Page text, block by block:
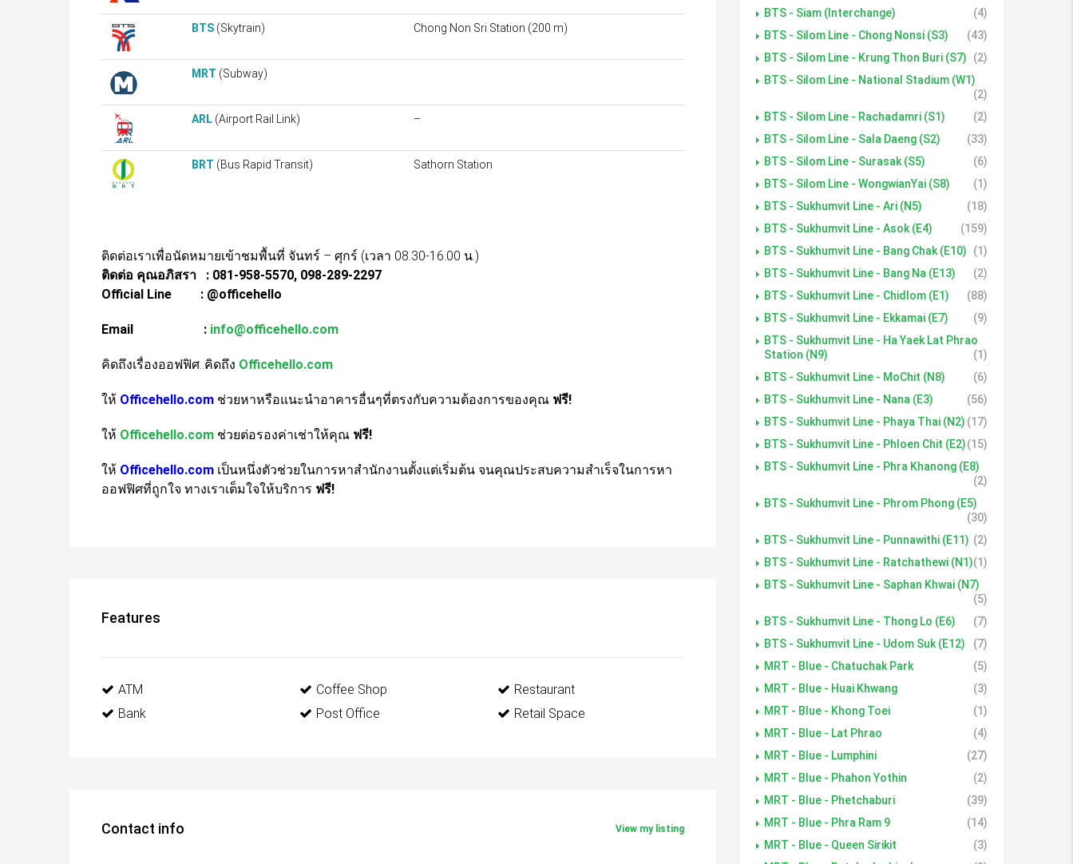
BTS (Skytrain) Chong Non Sri Station (200 m)
MRT (Subway)
ARL (Airport Rail Link) –
BRT (Bus Rapid Transit) Sathorn Station
ติดต่อเราเพื่อนัดหมายเข้าชมพื้นที่ จันทร์ – ศุกร์ (เวลา 08.30-16.00 น.)
ติดต่อ คุณอภิสรา : 081-958-5570, 098-289-2297
Official Line : @officehello
Email : info@officehello.com
คิดถึงเรื่องออฟฟิศ..คิดถึง Officehello.com
ให้ Officehello.com ช่วยหาหรือแนะนำอาคารอื่นๆที่ตรงกับความต้องการของคุณ ฟรี!
ให้ Officehello.com ช่วยต่อรองค่าเช่าให้คุณ ฟรี!
ให้ Officehello.com เป็นหนึ่งตัวช่วยในการหาสำนักงานตั้งแต่เริ่มต้น จนคุณประสบความสำเร็จในการหา
ออฟฟิศที่ถูกใจ ทางเราเต็มใจให้บริการ ฟรี!
Features
ATM
Bank
Coffee Shop
Post Office
Restaurant
Retail Space
Contact info View my listing
BTS - Siam (Interchange)
(4)
BTS - Silom Line - Chong Nonsi (S3)
(43)
BTS - Silom Line - Krung Thon Buri (S7)
(2)
BTS - Silom Line - National Stadium (W1)
(2)
BTS - Silom Line - Rachadamri (S1)
(2)
BTS - Silom Line - Sala Daeng (S2)
(33)
BTS - Silom Line - Surasak (S5)
(6)
BTS - Silom Line - WongwianYai (S8)
(1)
BTS - Sukhumvit Line - Ari (N5)
(18)
BTS - Sukhumvit Line - Asok (E4)
(159)
BTS - Sukhumvit Line - Bang Chak (E10)
(1)
BTS - Sukhumvit Line - Bang Na (E13)
(2)
BTS - Sukhumvit Line - Chidlom (E1)
(88)
BTS - Sukhumvit Line - Ekkamai (E7)
(9)
BTS - Sukhumvit Line - Ha Yaek Lat Phrao
Station (N9)
(1)
BTS - Sukhumvit Line - MoChit (N8)
(6)
BTS - Sukhumvit Line - Nana (E3)
(56)
BTS - Sukhumvit Line - Phaya Thai (N2) (17)
BTS - Sukhumvit Line - Phloen Chit (E2)(15)
BTS - Sukhumvit Line - Phra Khanong (E8)
(2)
BTS - Sukhumvit Line - Phrom Phong (E5)
(30)
BTS - Sukhumvit Line - Punnawithi (E11) (2)
BTS - Sukhumvit Line - Ratchathewi (N1)(1)
BTS - Sukhumvit Line - Saphan Khwai (N7)
(5)
BTS - Sukhumvit Line - Thong Lo (E6)
(7)
BTS - Sukhumvit Line - Udom Suk (E12)
(7)
MRT - Blue - Chatuchak Park
(5)
MRT - Blue - Huai Khwang
(3)
MRT - Blue - Khong Toei
(1)
MRT - Blue - Lat Phrao
(4)
MRT - Blue - Lumphini
(27)
MRT - Blue - Phahon Yothin
(2)
MRT - Blue - Phetchaburi
(39)
MRT - Blue - Phra Ram 9
(14)
MRT - Blue - Queen Sirikit
(3)